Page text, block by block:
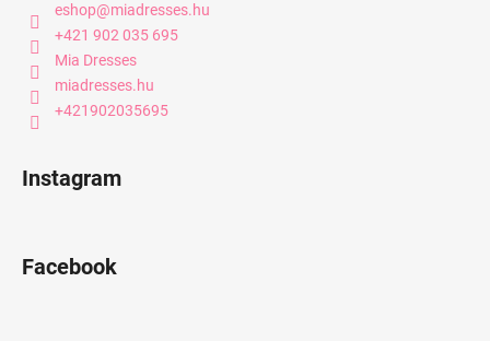
eshop@miadresses.hu
+421 902 035 695
Mia Dresses
miadresses.hu
+421902035695
Instagram
Facebook